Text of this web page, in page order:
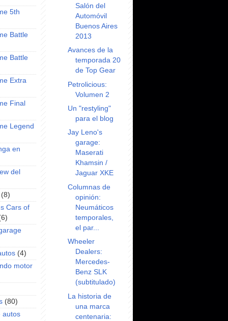
5th
Battle
Battle
Extra
Final
Legend
en
del
(8)
Cars of
(4)
motor
(80)
autos
Salón del
Automóvil
Buenos Aires
2013
Avances de la
temporada 20
de Top Gear
Petrolicious:
Volumen 2
Un "restyling"
para el blog
Jay Leno's
garage:
Maserati
Khamsin /
Jaguar XKE
Columnas de
opinión:
Neumáticos
temporales,
el par...
Wheeler
Dealers:
Mercedes-
Benz SLK
(subtitulado)
La historia de
una marca
centenaria: